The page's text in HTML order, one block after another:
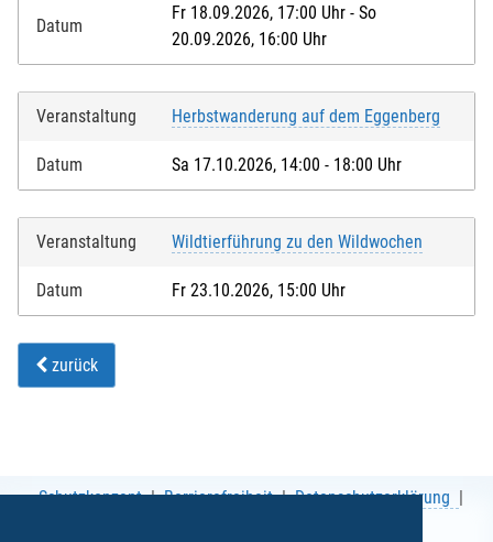
Datum
Fr 18.09.2026, 17:00 Uhr - So
20.09.2026, 16:00 Uhr
Veranstaltung Herbstwanderung auf dem Eggenberg
Datum Sa 17.10.2026, 14:00 - 18:00 Uhr
Veranstaltung Wildtierführung zu den Wildwochen
Datum Fr 23.10.2026, 15:00 Uhr
zurück
Schutzkonzept Barrierefreiheit
Datenschutzerklärung